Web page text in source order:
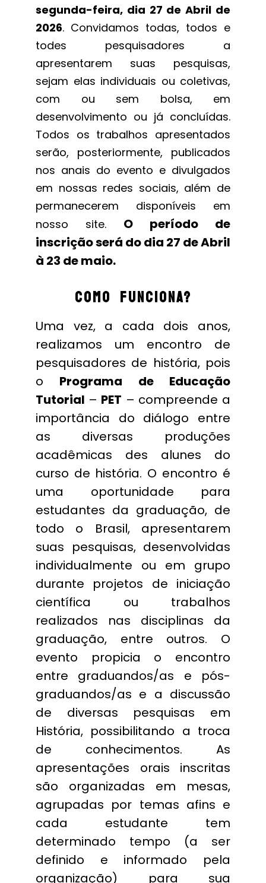
segunda-feira, dia 27 de Abril de
2026. Convidamos todas, todos e
todes pesquisadores a
apresentarem suas pesquisas,
sejam elas individuais ou coletivas,
com ou sem bolsa, em
desenvolvimento ou já concluídas.
Todos os trabalhos apresentados
serão, posteriormente, publicados
nos anais do evento e divulgados
em nossas redes sociais, além de
permanecerem disponíveis em
nosso site.
O período de
inscrição será do dia 27 de Abril
à 23 de maio.
Como Funciona?
Uma vez, a cada dois anos,
realizamos um encontro de
pesquisadores de história, pois
o Programa de Educação
Tutorial – PET – compreende a
importância do diálogo entre
as diversas produções
acadêmicas des alunes do
curso de história. O encontro é
uma oportunidade para
estudantes da graduação, de
todo o Brasil, apresentarem
suas pesquisas, desenvolvidas
individualmente ou em grupo
durante projetos de iniciação
científica ou trabalhos
realizados nas disciplinas da
graduação, entre outros. O
evento propicia o encontro
entre graduandos/as e pós-
graduandos/as e a discussão
de diversas pesquisas em
História, possibilitando a troca
de conhecimentos. As
apresentações orais inscritas
são organizadas em mesas,
agrupadas por temas afins e
cada estudante tem
determinado tempo (a ser
definido e informado pela
organização) para sua